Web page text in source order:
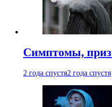
Симптомы,
2 года спустя2 года спустя